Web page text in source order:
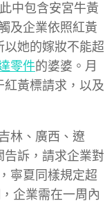
中包含安宮牛黃
及企業依照紅黃
她的嫁妝不能超
零件的婆婆。月
黃標請求，以及
林、廣西、遼
告訴，請求企業對
寧夏同樣規定超
企業需在一周內